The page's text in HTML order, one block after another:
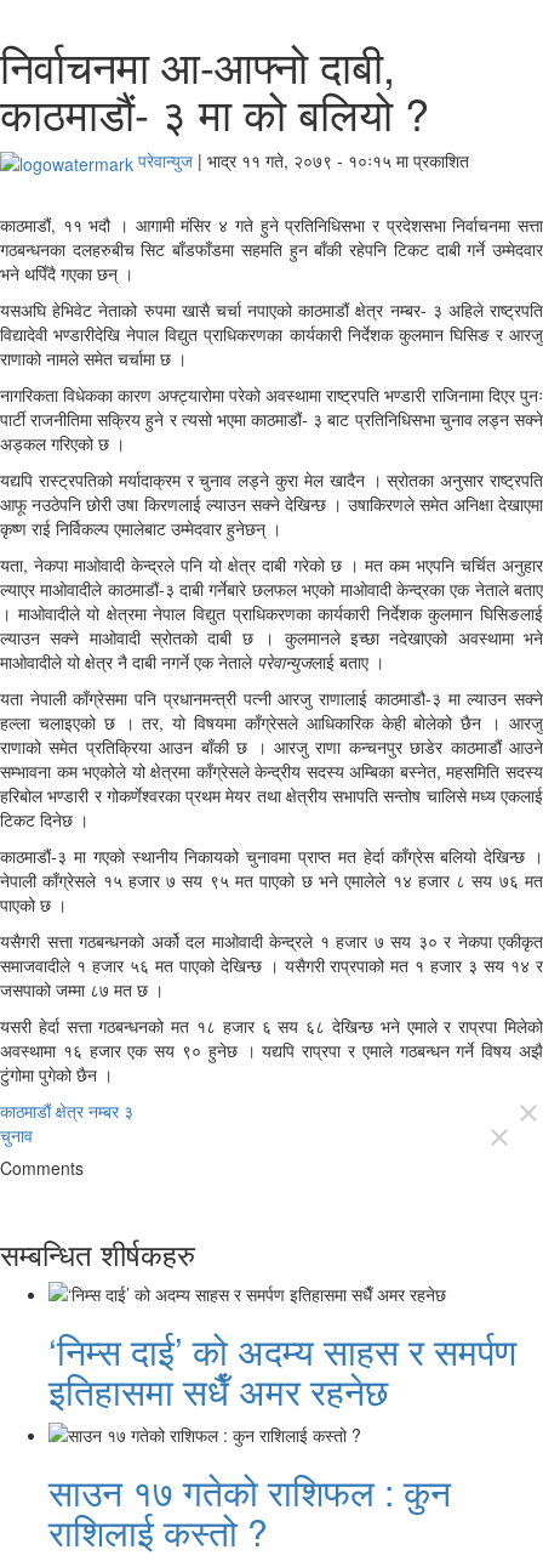
निर्वाचनमा आ-आफ्नो दाबी,
काठमाडौं- ३ मा को बलियो ?
परेवान्युज | भाद्र ११ गते, २०७९ - १०ः१५ मा प्रकाशित
काठमाडौं, ११ भदौ । आगामी मंसिर ४ गते हुने प्रतिनिधिसभा र प्रदेशसभा निर्वाचनमा सत्ता
गठबन्धनका दलहरुबीच सिट बाँडफाँडमा सहमति हुन बाँकी रहेपनि टिकट दाबी गर्ने उम्मेदवार
भने थपिँदै गएका छन् ।
यसअघि हेभिवेट नेताको रुपमा खासै चर्चा नपाएको काठमाडौं क्षेत्र नम्बर- ३ अहिले राष्ट्रपति
विद्यादेवी भण्डारीदेखि नेपाल विद्युत प्राधिकरणका कार्यकारी निर्देशक कुलमान घिसिङ र आरजु
राणाको नामले समेत चर्चामा छ ।
नागरिकता विधेकका कारण अफ्ट्यारोमा परेको अवस्थामा राष्ट्रपति भण्डारी राजिनामा दिएर पुनः
पार्टी राजनीतिमा सक्रिय हुने र त्यसो भएमा काठमाडौं- ३ बाट प्रतिनिधिसभा चुनाव लड्न सक्ने
अड्कल गरिएको छ ।
यद्यपि रास्ट्रपतिको मर्यादाक्रम र चुनाव लड्ने कुरा मेल खादैन । स्रोतका अनुसार राष्ट्रपति
आफू नउठेपनि छोरी उषा किरणलाई ल्याउन सक्ने देखिन्छ । उषाकिरणले समेत अनिक्षा देखाएमा
कृष्ण राई निर्विकल्प एमालेबाट उम्मेदवार हुनेछन् ।
यता, नेकपा माओवादी केन्द्रले पनि यो क्षेत्र दाबी गरेको छ । मत कम भएपनि चर्चित अनुहार
ल्याएर माओवादीले काठमाडौं-३ दाबी गर्नेबारे छलफल भएको माओवादी केन्द्रका एक नेताले बताए
। माओवादीले यो क्षेत्रमा नेपाल विद्युत प्राधिकरणका कार्यकारी निर्देशक कुलमान घिसिङलाई
ल्याउन सक्ने माओवादी स्रोतको दाबी छ । कुलमानले इच्छा नदेखाएको अवस्थामा भने
माओवादीले यो क्षेत्र नै दाबी नगर्ने एक नेताले परेवान्युजलाई बताए ।
यता नेपाली काँग्रेसमा पनि प्रधानमन्त्री पत्‍नी आरजु राणालाई काठमाडौ-३ मा ल्याउन सक्ने
हल्ला चलाइएको छ । तर, यो विषयमा काँग्रेसले आधिकारिक केही बोलेको छैन । आरजु
राणाको समेत प्रतिक्रिया आउन बाँकी छ । आरजु राणा कन्चनपुर छाडेर काठमाडौं आउने
सम्भावना कम भएकोले यो क्षेत्रमा काँग्रेसले केन्द्रीय सदस्य अम्बिका बस्‍नेत, महसमिति सदस्य
हरिबोल भण्डारी र गोकर्णेश्वरका प्रथम मेयर तथा क्षेत्रीय सभापति सन्तोष चालिसे मध्य एकलाई
टिकट दिनेछ ।
काठमाडौं-३ मा गएको स्थानीय निकायको चुनावमा प्राप्त मत हेर्दा काँग्रेस बलियो देखिन्छ ।
नेपाली काँग्रेसले १५ हजार ७ सय ९५ मत पाएको छ भने एमालेले १४ हजार ८ सय ७६ मत
पाएको छ ।
यसैगरी सत्ता गठबन्धनको अर्को दल माओवादी केन्द्रले १ हजार ७ सय ३० र नेकपा एकीकृत
समाजवादीले १ हजार ५६ मत पाएको देखिन्छ । यसैगरी राप्रपाको मत १ हजार ३ सय १४ र
जसपाको जम्मा ८७ मत छ ।
यसरी हेर्दा सत्ता गठबन्धनको मत १८ हजार ६ सय ६८ देखिन्छ भने एमाले र राप्रपा मिलेको
अवस्थामा १६ हजार एक सय ९० हुनेछ । यद्यपि राप्रपा र एमाले गठबन्धन गर्ने विषय अझै
टुंगोमा पुगेको छैन ।
काठमाडौं क्षेत्र नम्बर ३
close
चुनाव close
Comments
सम्बन्धित शीर्षकहरु
‘निम्स दाई’ को अदम्य साहस र समर्पण
इतिहासमा सधैँ अमर रहनेछ
साउन १७ गतेको राशिफल : कुन
राशिलाई कस्तो ?